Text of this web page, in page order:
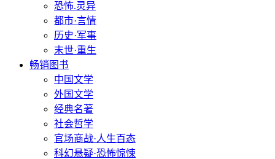
恐怖.灵异
都市·言情
历史·军事
末世·重生
畅销图书
中国文学
外国文学
经典名著
社会哲学
官场商战·人生百态
科幻悬疑·恐怖惊悚